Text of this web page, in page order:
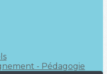
- Pédagogie